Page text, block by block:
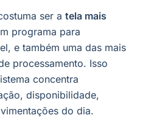
ser a tela mais
programa para
e também uma das mais
processamento. Isso
concentra
disponibilidade,
do dia.